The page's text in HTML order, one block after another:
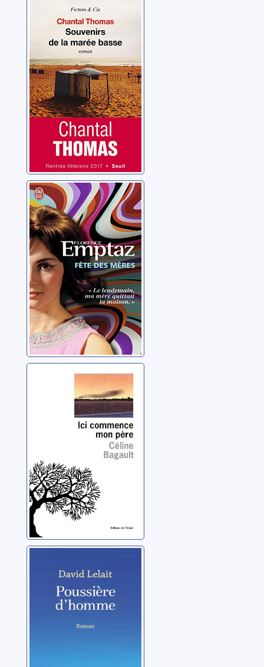
Souvenirs de la
marée basse
Thomas, Chantal
Fête des mères
Emptaz, Florence
Ici commence
mon père
Bagault, Céline
d'homme
Lelait-Helo, David